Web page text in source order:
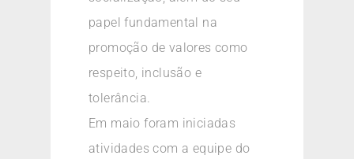
papel fundamental na
promoção de valores como
respeito, inclusão e
tolerância.
Em maio foram iniciadas
atividades com a equipe do